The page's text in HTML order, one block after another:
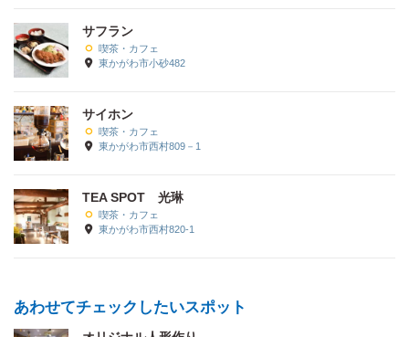
サフラン
喫茶・カフェ
東かがわ市小砂482
サイホン
喫茶・カフェ
東かがわ市西村809－1
TEA SPOT 光琳
喫茶・カフェ
東かがわ市西村820-1
あわせてチェックしたいスポット